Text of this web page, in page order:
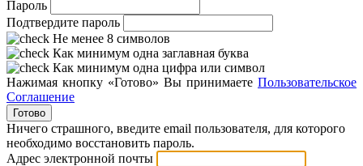
Пароль
Подтвердите пароль
Не менее 8 символов
Как минимум одна заглавная буква
Как минимум одна цифра или символ
Нажимая кнопку «Готово» Вы принимаете Пользовательское
Соглашение
Готово
Ничего страшного, введите email пользователя, для которого
необходимо восстановить пароль.
Адрес электронной почты